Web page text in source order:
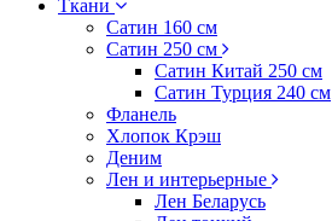
Ткани
Сатин 160 см
Сатин 250 см
Сатин Китай 250 см
Сатин Турция 240 см
Фланель
Хлопок Крэш
Деним
Лен и интерьерные
Лен Беларусь